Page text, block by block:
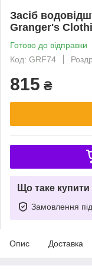
Засіб
Granger's
Готово до відправки
Код: GRF74
815 ₴
Що таке
Замовлення
Опис Доставка